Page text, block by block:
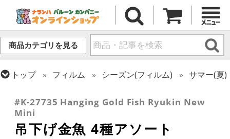
商品カテゴリを見る
トップ フィルム シーズン(フィルム)
サマー(夏)
#K-27735 Hanging Gold Fish Ryukin New
Mini
吊下げ金魚 4種アソート